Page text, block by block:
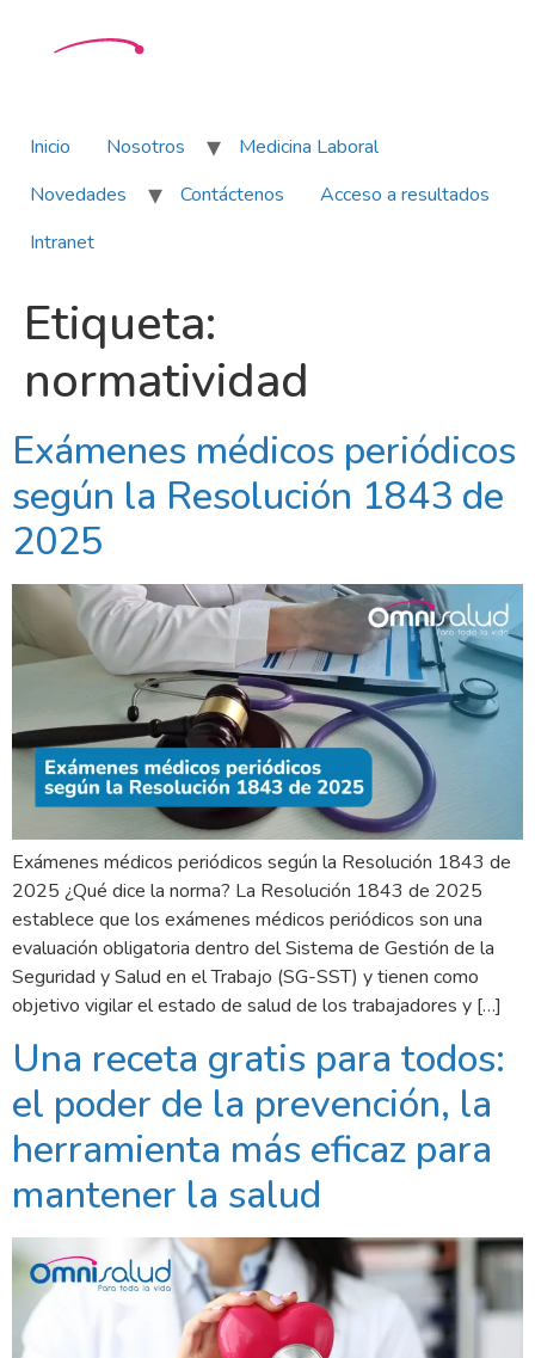
Inicio Nosotros
Medicina Laboral
Novedades
Contáctenos
Acceso a resultados
Intranet
Etiqueta:
normatividad
Exámenes médicos periódicos
según la Resolución 1843 de
2025
Exámenes médicos periódicos según la Resolución 1843 de
2025 ¿Qué dice la norma? La Resolución 1843 de 2025
establece que los exámenes médicos periódicos son una
evaluación obligatoria dentro del Sistema de Gestión de la
Seguridad y Salud en el Trabajo (SG-SST) y tienen como
objetivo vigilar el estado de salud de los trabajadores y […]
Una receta gratis para todos:
el poder de la prevención, la
herramienta más eficaz para
mantener la salud